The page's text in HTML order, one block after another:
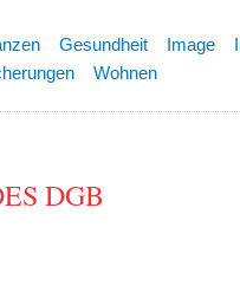
Gesundheit Image
Wohnen
DGB